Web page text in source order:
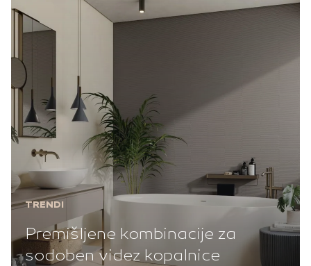
TRENDI
Premišljene kombinacije za
sodoben videz kopalnice